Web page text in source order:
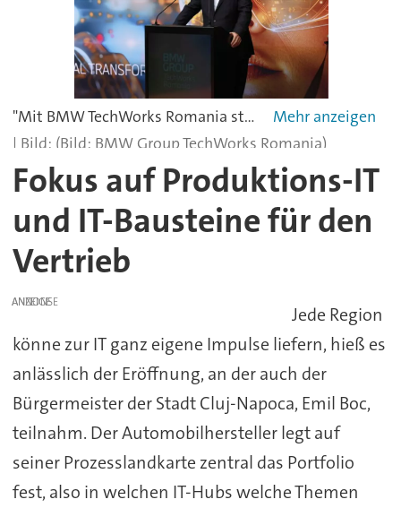
"Mit BMW TechWorks Romania stärken wir unsere Präsenz in der EU und tragen maßgeblich zum digitalen Erlebnis unserer Kunden bei“, erläutert Alexander Buresch, CIO und Senior Vice President BMW Group IT.
(Bild: BMW Group TechWorks Romania)
Fokus auf Produktions-IT
und IT-Bausteine für den
Vertrieb
ANZEIGE
Jede Region
könne zur IT ganz eigene Impulse liefern, hieß es
anlässlich der Eröffnung, an der auch der
Bürgermeister der Stadt Cluj-Napoca, Emil Boc,
teilnahm. Der Automobilhersteller legt auf
seiner Prozesslandkarte zentral das Portfolio
fest, also in welchen IT-Hubs welche Themen